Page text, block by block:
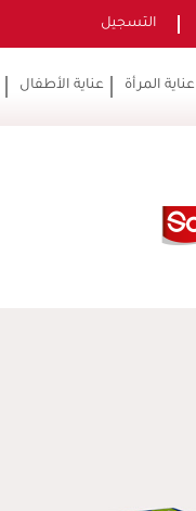
التسجيل
عناية المرأة عناية الأطفال